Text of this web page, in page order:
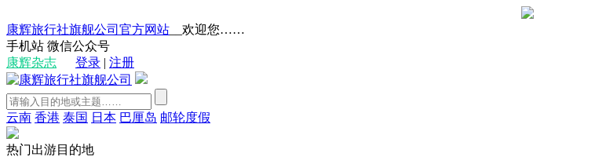
康辉旅行社旗舰公司官方网站 __欢迎您……
手机站 微信公众号
康辉杂志
登录 | 注册
云南 香港 泰国 日本 巴厘岛 邮轮度假
热门出游目的地